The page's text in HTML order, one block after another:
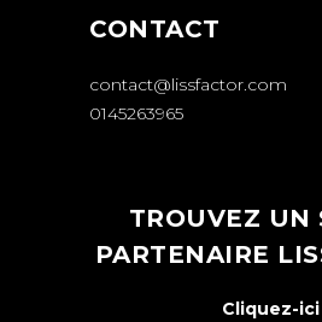
CONTACT
contact@lissfactor.com
0145263965
TROUVEZ UN
PARTENAIRE
Cliquez-ici